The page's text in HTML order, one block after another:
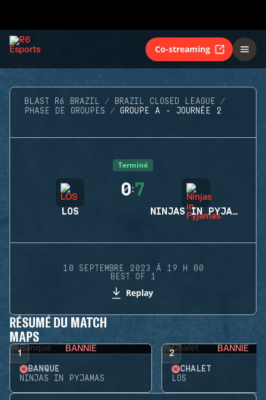
Co-streaming
BLAST R6 BRAZIL
BRAZIL CLOSED LEAGUE
PHASE DE GROUPES
GROUPE A - JOURNÉE 2
Terminé
LOS
0:7
NINJAS IN PYJAMAS
10 SEPTEMBRE 2023 À 19 H 00
BEST OF 1
Replay
RÉSUMÉ DU MATCH
MAPS
1 BANNIE
BANQUE
NINJAS IN PYJAMAS
2 BANNIE
CHALET
LOS